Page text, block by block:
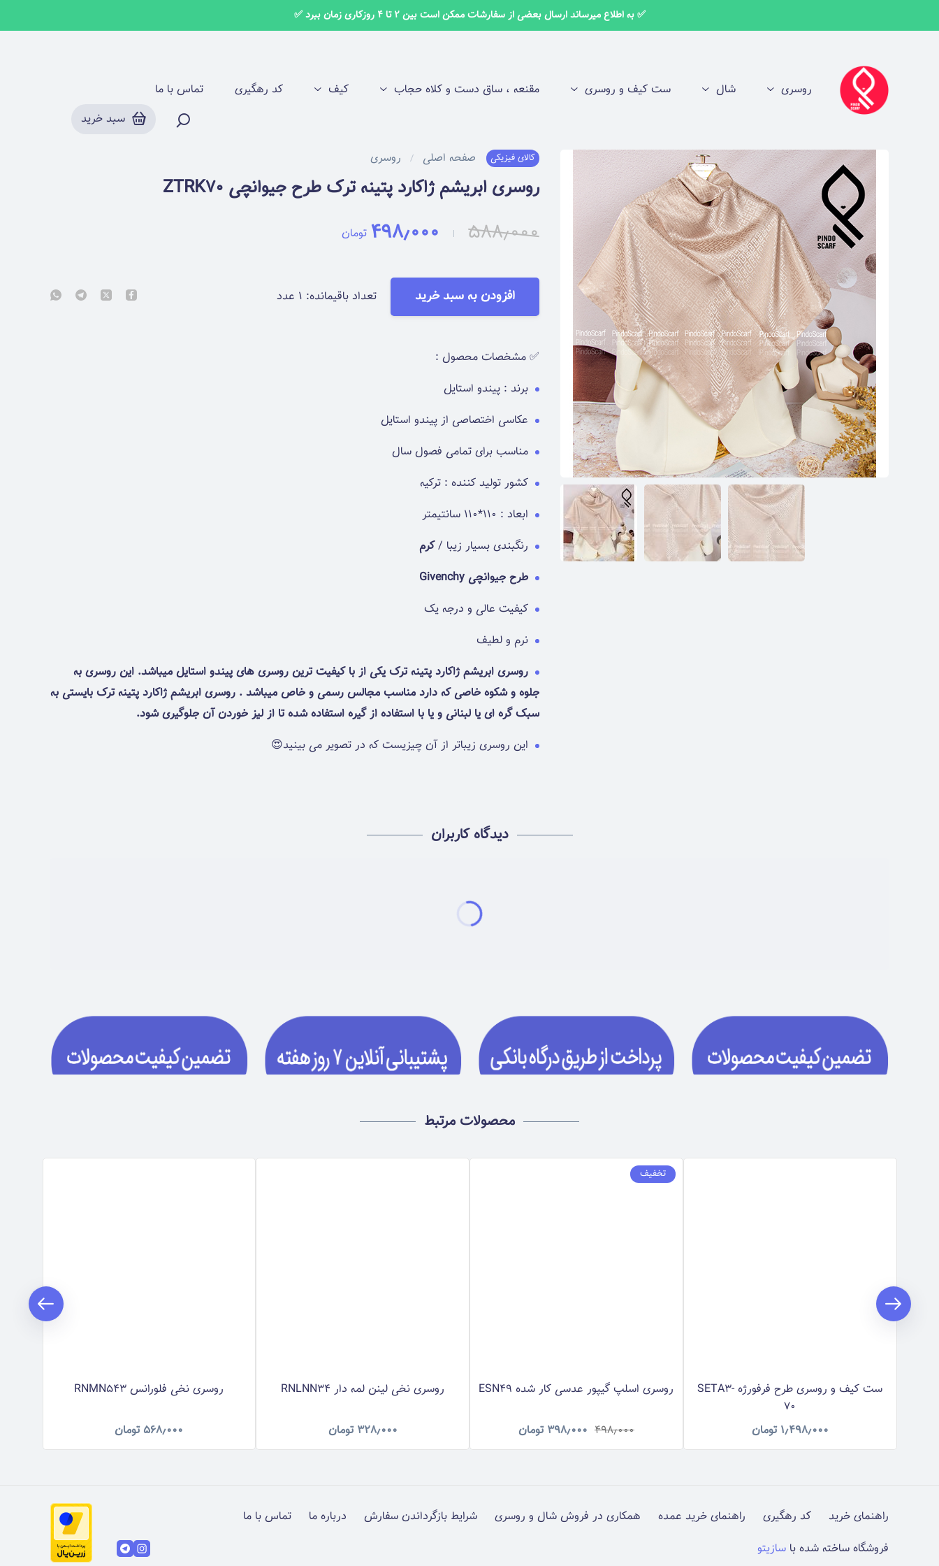
✅ به اطلاع میرساند ارسال بعضی از سفارشات ممکن است بین 2 تا 4 روزکاری زمان ببرد ✅
روسری شال ست کیف و روسری مقنعه ، ساق دست و کلاه حجاب کیف کد رهگیری
تماس با ما
سبد خرید
کالای فیزیکی صفحه اصلی روسری
روسری ابریشم ژاکارد پتینه ترک طرح جیوانچی ZTRK70
۵۸۸٫۰۰۰ ۴۹۸٫۰۰۰ تومان
افزودن به سبد خرید تعداد باقیمانده: ۱ عدد
✅ مشخصات محصول :
برند : پیندو استایل
عکاسی اختصاصی از پیندو استایل
مناسب برای تمامی فصول سال
کشور تولید کننده : ترکیه
ابعاد : 110*110 سانتیمتر
رنگبندی بسیار زیبا /کرم
طرح جیوانچی Givenchy
کیفیت عالی و درجه یک
نرم و لطیف
روسری ابریشم ژاکارد پتینه ترک یکی از با کیفیت ترین روسری های پیندو استایل میباشد. این روسری به
جلوه و شکوه خاصی که دارد مناسب مجالس رسمی و خاص میباشد . روسری ابریشم ژاکارد پتینه ترک بایستی به
سبک گره ای یا لبنانی و یا با استفاده از گیره استفاده شده تا از لیز خوردن آن جلوگیری شود.
این روسری زیباتر از آن چیزیست که در تصویر می بینید😍
دیدگاه کاربران
محصولات مرتبط
ست کیف و روسری طرح فرفورژه SETA3-
70
۱٫۴۹۸٫۰۰۰ تومان
تخفیف
روسری اسلپ گیپور عدسی کار شده ESN49
۴۹۸٫۰۰۰ ۳۹۸٫۰۰۰ تومان
روسری نخی لینن لمه دار RNLNN34
۳۲۸٫۰۰۰ تومان
روسری نخی فلورانس RNMN543
۵۶۸٫۰۰۰ تومان
راهنمای خرید کد رهگیری راهنمای خرید عمده همکاری در فروش شال و روسری شرایط بازگرداندن سفارش درباره ما
تماس با ما
فروشگاه ساخته شده با سازیتو